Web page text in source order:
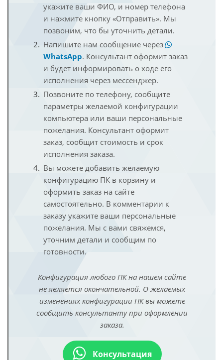
укажите ваши ФИО, и номер телефона
и нажмите кнопку «Отправить». Мы
позвоним, что бы уточнить детали.
Напишите нам сообщение через
WhatsApp. Консультант оформит заказ
и будет информировать о ходе его
исполнения через мессенджер.
Позвоните по телефону, сообщите
параметры желаемой конфигурации
компьютера или ваши персональные
пожелания. Консультант оформит
заказ, сообщит стоимость и срок
исполнения заказа.
Вы можете добавить желаемую
конфигурацию ПК в корзину и
оформить заказ на сайте
самостоятельно. В комментарии к
заказу укажите ваши персональные
пожелания. Мы с вами свяжемся,
уточним детали и сообщим по
готовности.
Конфигурация любого ПК на нашем сайте
не является окончательной. О желаемых
изменениях конфигурации ПК вы можете
сообщить консультанту при оформлении
заказа.
Консультация